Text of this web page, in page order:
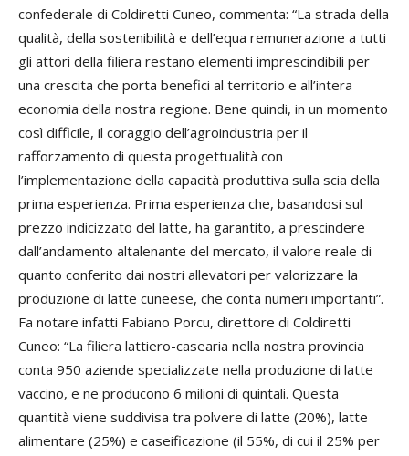
confederale di Coldiretti Cuneo, commenta: “La strada della
qualità, della sostenibilità e dell’equa remunerazione a tutti
gli attori della filiera restano elementi imprescindibili per
una crescita che porta benefici al territorio e all’intera
economia della nostra regione. Bene quindi, in un momento
così difficile, il coraggio dell’agroindustria per il
rafforzamento di questa progettualità con
l’implementazione della capacità produttiva sulla scia della
prima esperienza. Prima esperienza che, basandosi sul
prezzo indicizzato del latte, ha garantito, a prescindere
dall’andamento altalenante del mercato, il valore reale di
quanto conferito dai nostri allevatori per valorizzare la
produzione di latte cuneese, che conta numeri importanti”.
Fa notare infatti Fabiano Porcu, direttore di Coldiretti
Cuneo: “La filiera lattiero-casearia nella nostra provincia
conta 950 aziende specializzate nella produzione di latte
vaccino, e ne producono 6 milioni di quintali. Questa
quantità viene suddivisa tra polvere di latte (20%), latte
alimentare (25%) e caseificazione (il 55%, di cui il 25% per